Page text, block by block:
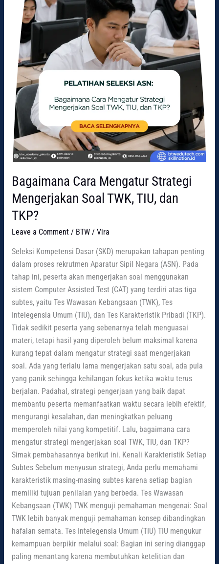
Bagaimana Cara Mengatur Strategi
Mengerjakan Soal TWK, TIU, dan
TKP?
Leave a Comment / BTW/ Vira
Seleksi Kompetensi Dasar (SKD) merupakan tahapan penting
dalam proses rekrutmen Aparatur Sipil Negara (ASN). Pada
tahap ini, peserta akan mengerjakan soal menggunakan
sistem Computer Assisted Test (CAT) yang terdiri atas tiga
subtes, yaitu Tes Wawasan Kebangsaan (TWK), Tes
Intelegensia Umum (TIU), dan Tes Karakteristik Pribadi (TKP).
Tidak sedikit peserta yang sebenarnya telah menguasai
materi, tetapi hasil yang diperoleh belum maksimal karena
kurang tepat dalam mengatur strategi saat mengerjakan
soal. Ada yang terlalu lama mengerjakan satu soal, ada pula
yang panik sehingga kehilangan fokus ketika waktu terus
berjalan. Padahal, strategi pengerjaan yang baik dapat
membantu peserta memanfaatkan waktu secara lebih efektif,
mengurangi kesalahan, dan meningkatkan peluang
memperoleh nilai yang kompetitif. Lalu, bagaimana cara
mengatur strategi mengerjakan soal TWK, TIU, dan TKP?
Simak pembahasannya berikut ini. Kenali Karakteristik Setiap
Subtes Sebelum menyusun strategi, Anda perlu memahami
karakteristik masing-masing subtes karena setiap bagian
memiliki tujuan penilaian yang berbeda. Tes Wawasan
Kebangsaan (TWK) TWK menguji pemahaman mengenai: Soal
TWK lebih banyak menguji pemahaman konsep dibandingkan
hafalan semata. Tes Intelegensia Umum (TIU) TIU mengukur
kemampuan berpikir melalui soal: Bagian ini sering dianggap
paling menantang karena membutuhkan ketelitian dan
dan
TKP?